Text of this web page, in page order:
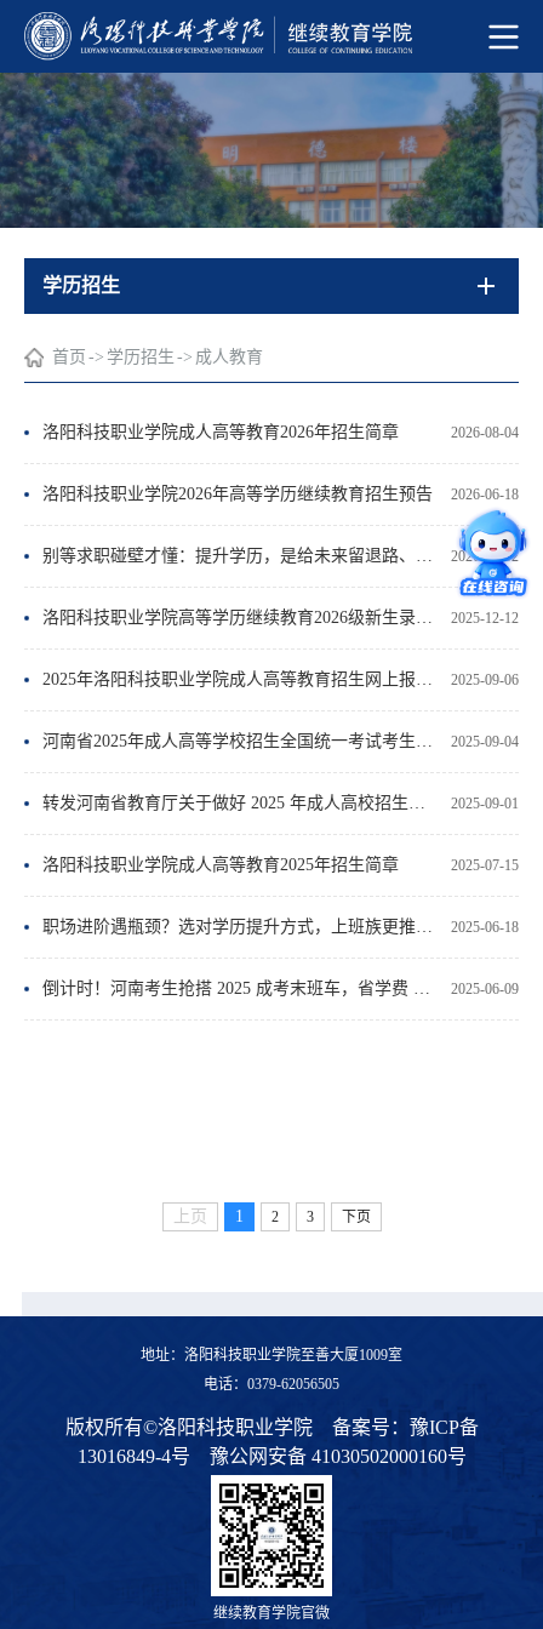
学历招生
首页 -> 学历招生 -> 成人教育
2026-08-04
洛阳科技职业学院成人高等教育2026年招生简章
2026-06-18
洛阳科技职业学院2026年高等学历继续教育招生预告
2026-02-02
别等求职碰壁才懂：提升学历，是给未来留退路、拓前路
2025-12-12
洛阳科技职业学院高等学历继续教育2026级新生录取通知书下载打印流程
2025-09-06
2025年洛阳科技职业学院成人高等教育招生网上报名流程
2025-09-04
河南省2025年成人高等学校招生全国统一考试考生报名须知
2025-09-01
转发河南省教育厅关于做好 2025 年成人高校招生工作通知的通知
2025-07-15
洛阳科技职业学院成人高等教育2025年招生简章
2025-06-18
职场进阶遇瓶颈？选对学历提升方式，上班族更推荐成考
2025-06-09
倒计时！河南考生抢搭 2025 成考末班车，省学费 + 早拿证攻略速看
上页 1 2 3 下页
地址：洛阳科技职业学院至善大厦1009室
电话：0379-62056505
版权所有©洛阳科技职业学院 备案号： 豫ICP备
13016849-4号
豫公网安备 41030502000160号
继续教育学院官微